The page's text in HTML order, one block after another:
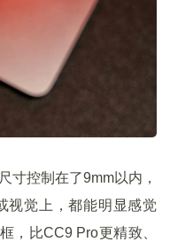
寸控制在了9mm以内，
视觉上，都能明显感觉
，比CC9 Pro更精致、